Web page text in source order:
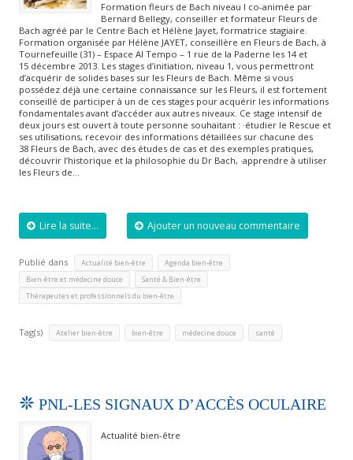
Formation fleurs de Bach niveau I co-animée par
Bernard Bellegy, conseiller et formateur Fleurs de
Bach agréé par le Centre Bach et Hélène Jayet, formatrice stagiaire.
Formation organisée par Hélène JAYET, conseillère en Fleurs de Bach, à
Tournefeuille (31) – Espace Al Tempo – 1 rue de la Paderne les 14 et
15 décembre 2013. Les stages d’initiation, niveau 1, vous permettront
d’acquérir de solides bases sur les Fleurs de Bach. Même si vous
possédez déjà une certaine connaissance sur les Fleurs, il est fortement
conseillé de participer à un de ces stages pour acquérir les informations
fondamentales avant d’accéder aux autres niveaux. Ce stage intensif de
deux jours est ouvert à toute personne souhaitant : ·étudier le Rescue et
ses utilisations, recevoir des informations détaillées sur chacune des
38 Fleurs de Bach, avec des études de cas et des exemples pratiques,
découvrir l’historique et la philosophie du Dr Bach, ·apprendre à utiliser
les Fleurs de…
Lire la suite... Ajouter un nouveau commentaire
Publié dans Actualité bien-être Agenda bien-être
Bien-être et médecine douce Santé & Bien-être
Thérapeutes et professionnels du bien-être
Tag(s) Atelier bien-être bien-être médecine douce santé
PNL-LES SIGNAUX D’ACCÈS OCULAIRE
Actualité bien-être